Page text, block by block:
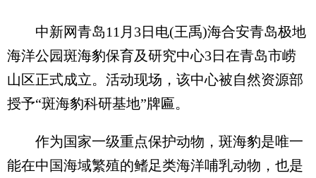
中新网青岛11月3日电(王禹)海合安青岛极地
海洋公园斑海豹保育及研究中心3日在青岛市崂
山区正式成立。活动现场，该中心被自然资源部
授予“斑海豹科研基地”牌匾。
作为国家一级重点保护动物，斑海豹是唯一
能在中国海域繁殖的鳍足类海洋哺乳动物，也是